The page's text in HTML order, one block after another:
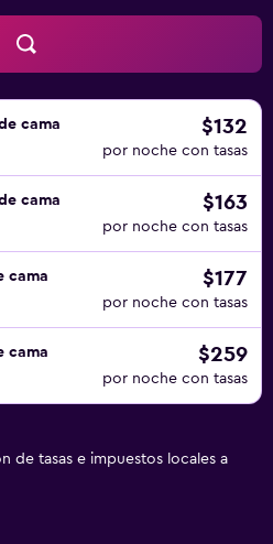
cama
$132
por noche con tasas
cama
$163
por noche con tasas
cama
$177
por noche con tasas
cama
$259
por noche con tasas
de tasas e impuestos locales a